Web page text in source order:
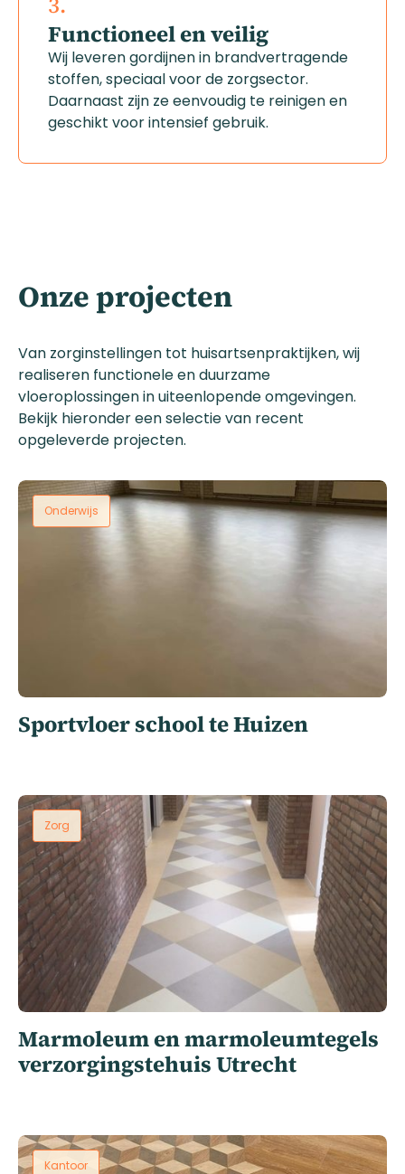
Functioneel en veilig
Wij leveren gordijnen in brandvertragende
stoffen, speciaal voor de zorgsector.
Daarnaast zijn ze eenvoudig te reinigen en
geschikt voor intensief gebruik.
Onze projecten
Van zorginstellingen tot huisartsenpraktijken, wij
realiseren functionele en duurzame
vloeroplossingen in uiteenlopende omgevingen.
Bekijk hieronder een selectie van recent
opgeleverde projecten.
Onderwijs
Sportvloer school te Huizen
Zorg
Marmoleum en marmoleumtegels
verzorgingstehuis Utrecht
Kantoor